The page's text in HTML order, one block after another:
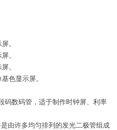
。
。
。
色显示屏。
码数码管，适于制作时钟屏、利率
由许多均匀排列的发光二极管组成